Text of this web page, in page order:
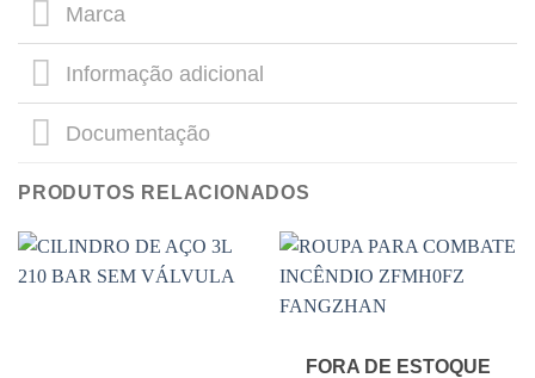
Marca
Informação adicional
Documentação
PRODUTOS RELACIONADOS
FORA DE ESTOQUE